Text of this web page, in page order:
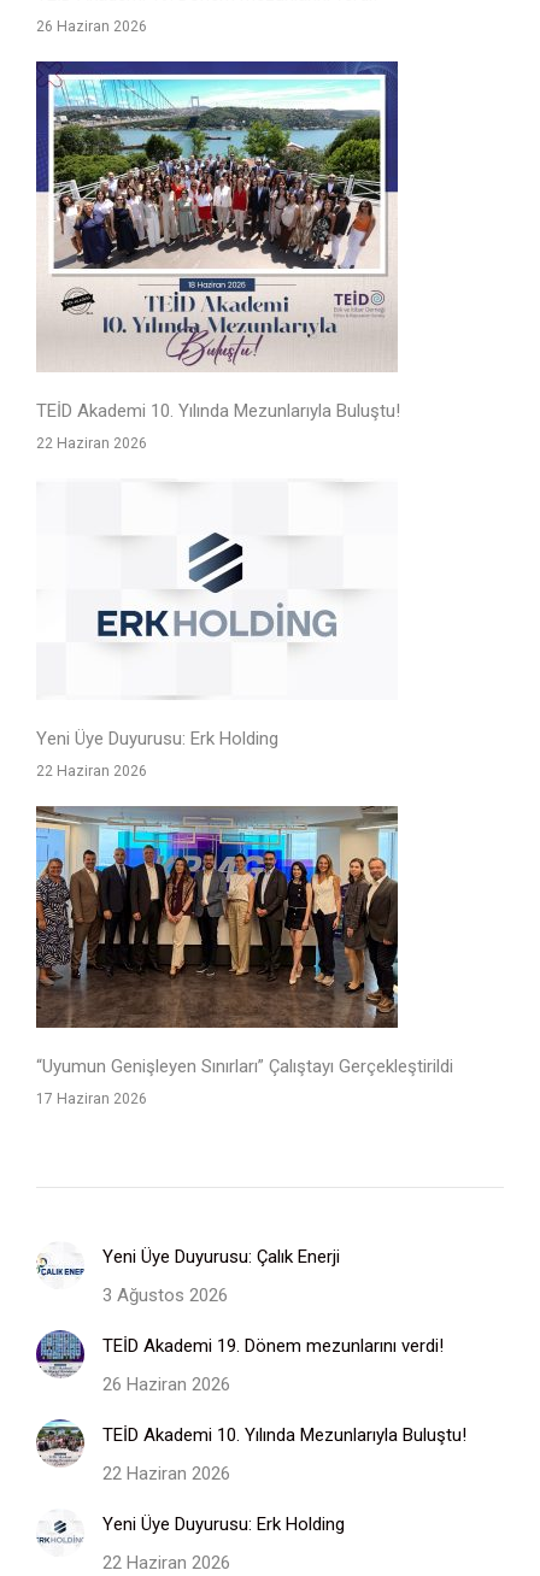
26 Haziran 2026
TEİD Akademi 10. Yılında Mezunlarıyla Buluştu!
22 Haziran 2026
Yeni Üye Duyurusu: Erk Holding
22 Haziran 2026
“Uyumun Genişleyen Sınırları” Çalıştayı Gerçekleştirildi
17 Haziran 2026
Yeni Üye Duyurusu: Çalık Enerji
3 Ağustos 2026
TEİD Akademi 19. Dönem mezunlarını verdi!
26 Haziran 2026
TEİD Akademi 10. Yılında Mezunlarıyla Buluştu!
22 Haziran 2026
Yeni Üye Duyurusu: Erk Holding
22 Haziran 2026